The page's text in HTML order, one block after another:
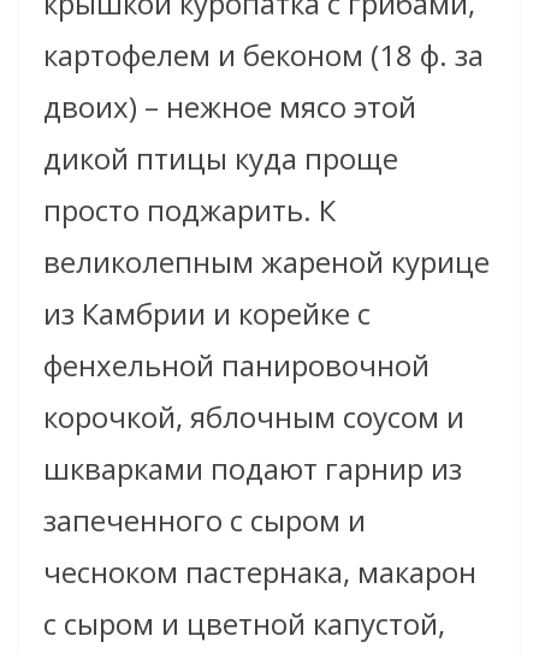
картофелем и беконом (18 ф. за
двоих) – нежное мясо этой
дикой птицы куда проще
просто поджарить. К
великолепным жареной курице
из Камбрии и корейке с
фенхельной панировочной
корочкой, яблочным соусом и
шкварками подают гарнир из
запеченного с сыром и
чесноком пастернака, макарон
с сыром и цветной капустой,